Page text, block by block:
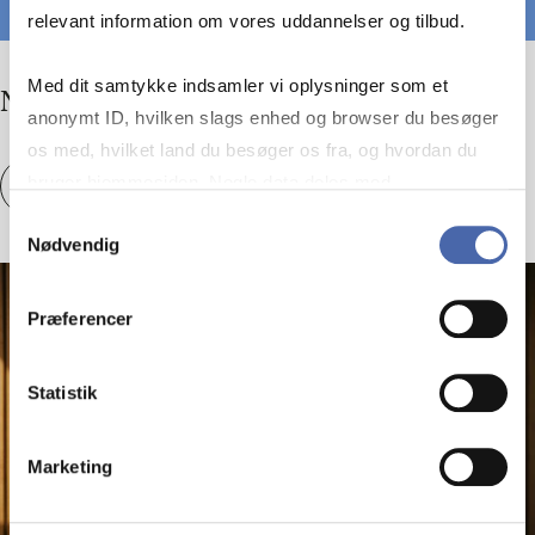
relevant information om vores uddannelser og tilbud.
Med dit samtykke indsamler vi oplysninger som et
anonymt ID, hvilken slags enhed og browser du besøger
os med, hvilket land du besøger os fra, og hvordan du
markedsføring. Du bestemmer selv - og kan altid trække
Nødvendig
Præferencer
Statistik
Marketing
No com­pany is an is­land